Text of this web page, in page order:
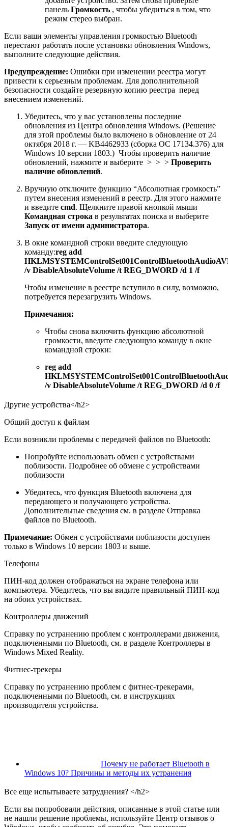
панель Громкость , чтобы убедиться в том, что
режим стерео выбран.
Если ваши элементы управления громкостью Bluetooth
перестают работать после установки обновления Windows,
выполните следующие действия.
Предупреждение: Ошибки при изменении реестра могут
привести к серьезным проблемам. Для дополнительной
безопасности создайте резервную копию реестра перед
внесением изменений.
Убедитесь, что у вас установлены последние
обновления из Центра обновления Windows. (Решение
для этой проблемы было включено в обновление от 24
октября 2018 г. — KB4462933 (сборка ОС 17134.376) для
Windows 10 версии 1803.) Чтобы проверить наличие
обновлений, нажмите и выберите > > > Проверить
наличие обновлений.
Вручную отключите функцию “Абсолютная громкость”
путем внесения изменений в реестр. Для этого нажмите
и введите cmd. Щелкните правой кнопкой мыши
Командная строка в результатах поиска и выберите
Запуск от имени администратора.
В окне командной строки введите следующую
команду:reg add
/v DisableAbsoluteVolume /t REG_DWORD /d 1 /f
Чтобы изменение в реестре вступило в силу, возможно,
потребуется перезагрузить Windows.
Примечания:
Чтобы снова включить функцию абсолютной
громкости, введите следующую команду в окне
командной строки:
reg add
/v DisableAbsoluteVolume /t REG_DWORD /d 0 /f
Другие устройства</h2>
Общий доступ к файлам
Если возникли проблемы с передачей файлов по Bluetooth:
Попробуйте использовать обмен с устройствами
поблизости. Подробнее об обмене с устройствами
поблизости
Убедитесь, что функция Bluetooth включена для
передающего и получающего устройства.
Дополнительные сведения см. в разделе Отправка
файлов по Bluetooth.
Примечание: Обмен с устройствами поблизости доступен
только в Windows 10 версии 1803 и выше.
Телефоны
ПИН-код должен отображаться на экране телефона или
компьютера. Убедитесь, что вы видите правильный ПИН-код
на обоих устройствах.
Контроллеры движений
Справку по устранению проблем с контроллерами движения,
подключенными по Bluetooth, см. в разделе Контроллеры в
Windows Mixed Reality.
Фитнес-трекеры
Справку по устранению проблем с фитнес-трекерами,
подключенными по Bluetooth, см. в инструкциях
производителя устройства.
Почему не работает Bluetooth в
Windows 10? Причины и методы их устранения
Все еще испытываете затруднения? </h2>
Если вы попробовали действия, описанные в этой статье или
не нашли решение проблемы, используйте Центр отзывов о